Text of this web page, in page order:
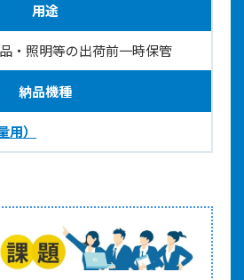
用途
・照明等の出荷前一時保管
納品機種
）